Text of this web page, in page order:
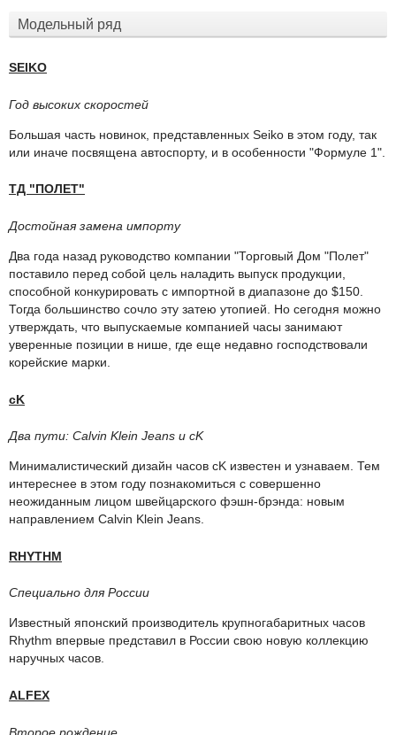
Модельный ряд
SEIKO
Год высоких скоростей
Большая часть новинок, представленных Seiko в этом году, так
или иначе посвящена автоспорту, и в особенности "Формуле 1".
ТД "ПОЛЕТ"
Достойная замена импорту
Два года назад руководство компании "Торговый Дом "Полет"
поставило перед собой цель наладить выпуск продукции,
способной конкурировать с импортной в диапазоне до $150.
Тогда большинство сочло эту затею утопией. Но сегодня можно
утверждать, что выпускаемые компанией часы занимают
уверенные позиции в нише, где еще недавно господствовали
корейские марки.
cK
Два пути: Calvin Klein Jeans и cK
Минималистический дизайн часов cK известен и узнаваем. Тем
интереснее в этом году познакомиться с совершенно
неожиданным лицом швейцарского фэшн-брэнда: новым
направлением Calvin Klein Jeans.
RHYTHM
Специально для России
Известный японский производитель крупногабаритных часов
Rhythm впервые представил в России свою новую коллекцию
наручных часов.
ALFEX
Второе рождение